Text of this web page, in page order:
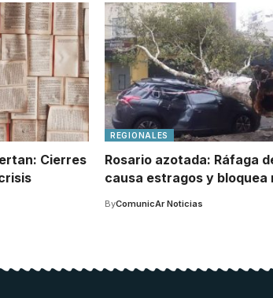
Cierres
REGIONALES
Rosario azotada: Ráfaga
causa estragos y bloquea
ByComunicAr Noticias